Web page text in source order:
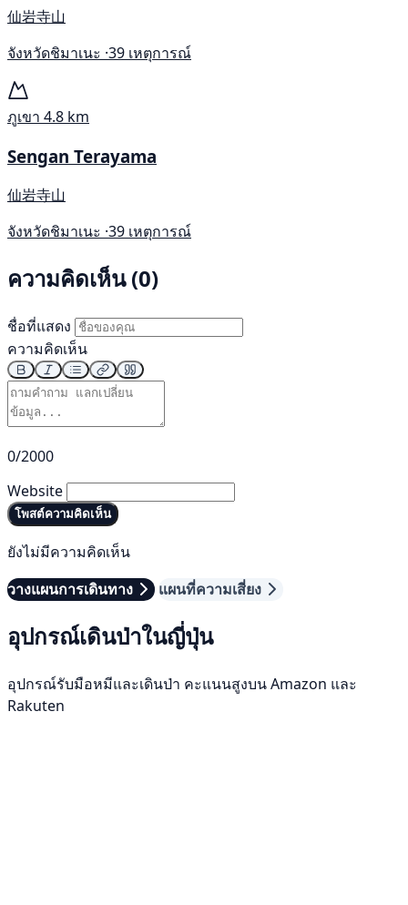
仙岩寺山
จังหวัดชิมาเนะ ·39 เหตุการณ์
ภูเขา 4.8 km
Sengan Terayama
仙岩寺山
จังหวัดชิมาเนะ ·39 เหตุการณ์
ความคิดเห็น (0)
ชื่อที่แสดง
ความคิดเห็น
0/2000
Website
โพสต์ความคิดเห็น
ยังไม่มีความคิดเห็น
วางแผนการเดินทาง
แผนที่ความเสี่ยง
อุปกรณ์เดินป่าในญี่ปุ่น
อุปกรณ์รับมือหมีและเดินป่า คะแนนสูงบน Amazon และ
Rakuten